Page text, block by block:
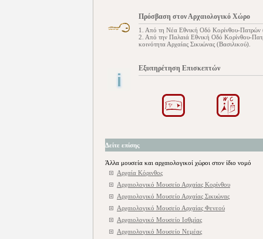
Πρόσβαση στον Αρχαιολογικό Χώρο
1. Από τη Νέα Εθνική Οδό Κορίνθου-
2. Από την Παλαιά Εθνική Οδό Κορίνθου-
κοινότητα Αρχαίας Σικυώνας (Βασιλικού).
Εξυπηρέτηση Επισκεπτών
Δείτε επίσης
Άλλα μουσεία και αρχαιολογικοί χώροι στον ίδιο νομό
Αρχαία Κόρινθος
Αρχαιολογικό Μουσείο Αρχαίας Κορίνθου
Αρχαιολογικό Μουσείο Αρχαίας Σικυώνας
Αρχαιολογικό Μουσείο Αρχαίας Φενεού
Αρχαιολογικό Μουσείο Ισθμίας
Αρχαιολογικό Μουσείο Νεμέας